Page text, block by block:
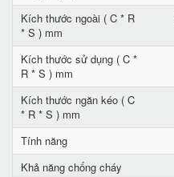
Kích thước ngoài ( C * R
* S ) mm
Kích thước sử dụng ( C *
R * S ) mm
Kích thước ngăn kéo ( C
* R * S ) mm
Tính năng
Khả năng chống cháy